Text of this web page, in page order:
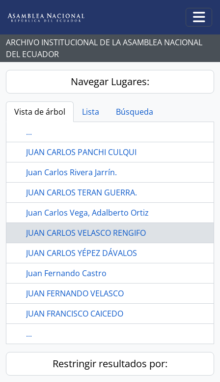
ARCHIVO INSTITUCIONAL DE LA ASAMBLEA NACIONAL
DEL ECUADOR
Navegar Lugares:
Vista de árbol Lista
Búsqueda
...
JUAN CARLOS PANCHI CULQUI
Juan Carlos Rivera Jarrín.
JUAN CARLOS TERAN GUERRA.
Juan Carlos Vega, Adalberto Ortiz
JUAN CARLOS VELASCO RENGIFO
JUAN CARLOS YÉPEZ DÁVALOS
Juan Fernando Castro
JUAN FERNANDO VELASCO
JUAN FRANCISCO CAICEDO
...
Restringir resultados por: